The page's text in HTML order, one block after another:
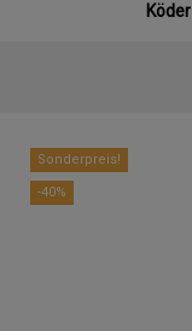
Köder
Sonderpreis!
-40%